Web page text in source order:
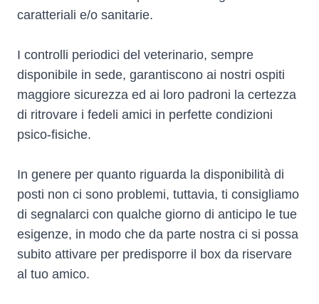
caratteriali e/o sanitarie.
I controlli periodici del veterinario, sempre
disponibile in sede, garantiscono ai nostri ospiti
maggiore sicurezza ed ai loro padroni la certezza
di ritrovare i fedeli amici in perfette condizioni
psico-fisiche.
In genere per quanto riguarda la disponibilità di
posti non ci sono problemi, tuttavia, ti consigliamo
di segnalarci con qualche giorno di anticipo le tue
esigenze, in modo che da parte nostra ci si possa
subito attivare per predisporre il box da riservare
al tuo amico.